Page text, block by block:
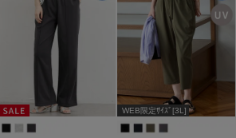
WEB限定ｻｲｽﾞ[3L]